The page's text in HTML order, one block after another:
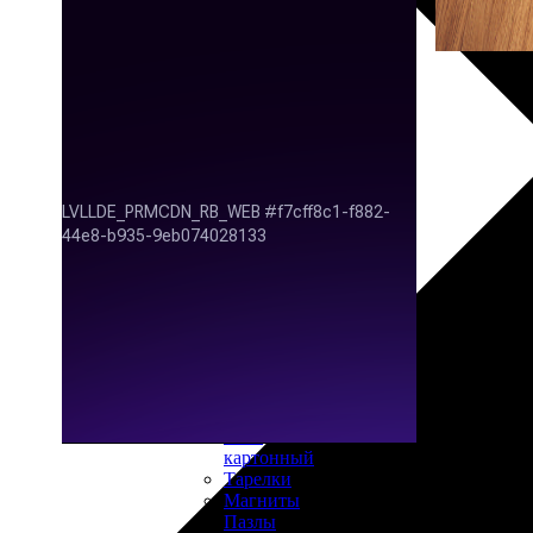
картины
ФотоПостеры
ФотоПодушки
картонный
Тарелки
Магниты
Пазлы